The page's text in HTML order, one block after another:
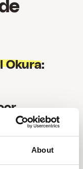
About
Okura:
Volgens